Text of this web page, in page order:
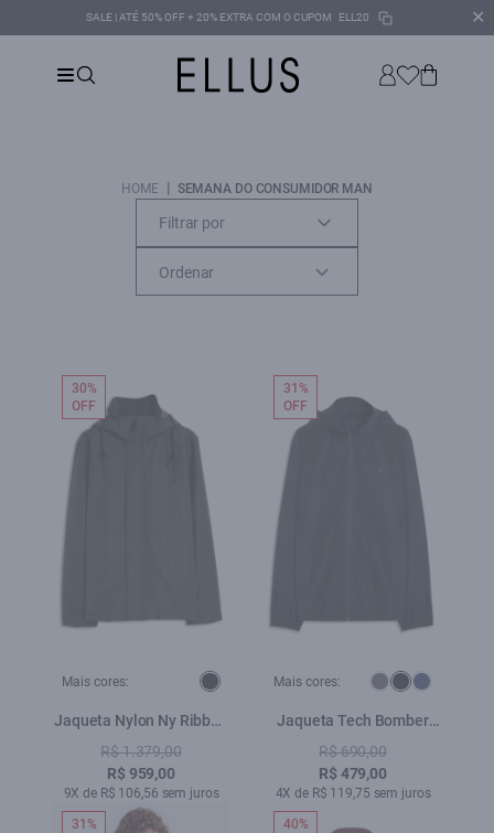
SALE | ATÉ 50% OFF + 20% EXTRA COM O CUPOM ELL20 ✕
HOME | SEMANA DO CONSUMIDOR MAN
Filtrar por
Mais cores:
Jaqueta Nylon Ny Ribbon
Hood Preto
R$ 1.379,00
R$ 959,00
9X de R$ 106,56 sem juros
30%
OFF
Mais cores:
Jaqueta Tech Bomber
Hood Preto
R$ 690,00
R$ 479,00
4X de R$ 119,75 sem juros
31%
OFF
31%
40%